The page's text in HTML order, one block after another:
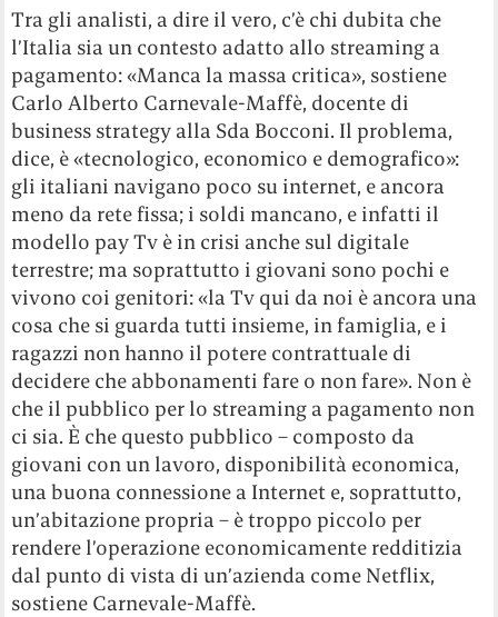
Tra gli analisti, a dire il vero, c’è chi dubita che
l’Italia sia un contesto adatto allo streaming a
pagamento: «Manca la massa critica», sostiene
Carlo Alberto Carnevale-Maffè, docente di
business strategy alla Sda Bocconi. Il problema,
dice, è «tecnologico, economico e demografico»:
gli italiani navigano poco su internet, e ancora
meno da rete fissa; i soldi mancano, e infatti il
modello pay Tv è in crisi anche sul digitale
terrestre; ma soprattutto i giovani sono pochi e
vivono coi genitori: «la Tv qui da noi è ancora una
cosa che si guarda tutti insieme, in famiglia, e i
ragazzi non hanno il potere contrattuale di
decidere che abbonamenti fare o non fare». Non è
che il pubblico per lo streaming a pagamento non
ci sia. È che questo pubblico – composto da
giovani con un lavoro, disponibilità economica,
una buona connessione a Internet e, soprattutto,
un’abitazione propria – è troppo piccolo per
rendere l’operazione economicamente redditizia
dal punto di vista di un’azienda come Netflix,
sostiene Carnevale-Maffè.